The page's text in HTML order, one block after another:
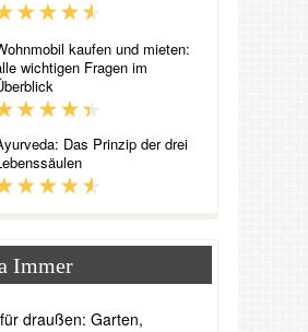
kaufen und mieten:
wichtigen Fragen im
Das Prinzip der drei
Immer
draußen: Garten,